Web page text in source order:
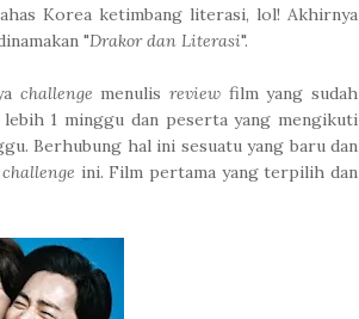
Korea ketimbang literasi, lol! Akhirnya
"Drakor dan Literasi".
challenge menulisreview film yang sudah
1 minggu dan peserta yang mengikuti
Berhubung hal ini sesuatu yang baru dan
challenge ini. Film pertama yang terpilih dan